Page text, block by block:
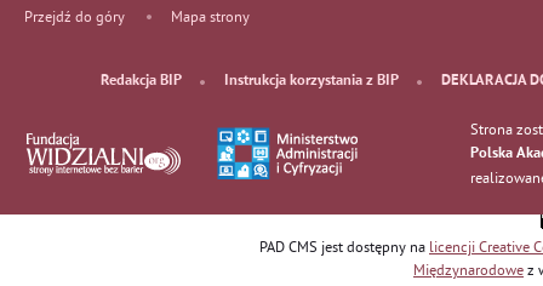
Przejdź do góry Mapa strony
Redakcja BIP Instrukcja korzystania z BIP DEKLARACJA
Strona
Polska
PAD CMS jest dostępny na licencji Creative
Międzynarodowe z